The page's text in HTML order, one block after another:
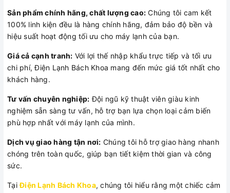
Sản phẩm chính hãng, chất lượng cao: Chúng tôi cam kết
100% linh kiện đều là hàng chính hãng, đảm bảo độ bền và
hiệu suất hoạt động tối ưu cho máy lạnh của bạn.
Giá cả cạnh tranh: Với lợi thế nhập khẩu trực tiếp và tối ưu
chi phí, Điện Lạnh Bách Khoa mang đến mức giá tốt nhất cho
khách hàng.
Tư vấn chuyên nghiệp: Đội ngũ kỹ thuật viên giàu kinh
nghiệm sẵn sàng tư vấn, hỗ trợ bạn lựa chọn loại cảm biến
phù hợp nhất với máy lạnh của mình.
Dịch vụ giao hàng tận nơi: Chúng tôi hỗ trợ giao hàng nhanh
chóng trên toàn quốc, giúp bạn tiết kiệm thời gian và công
sức.
TạiĐiện Lạnh Bách Khoa, chúng tôi hiểu rằng một chiếc cảm